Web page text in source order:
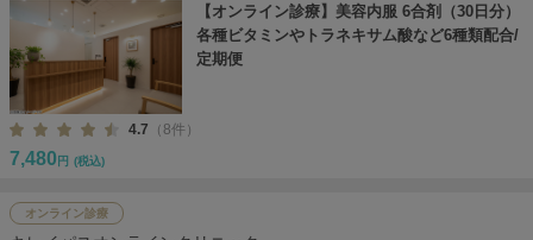
【オンライン診療】美容内服 6合剤（30日分）
各種ビタミンやトラネキサム酸など6種類配合/
定期便
4.7 （8件）
7,480 円 (税込)
オンライン診療